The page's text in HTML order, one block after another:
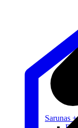
Sarunas +